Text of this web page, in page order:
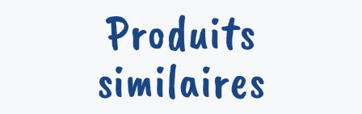
Produits
similaires